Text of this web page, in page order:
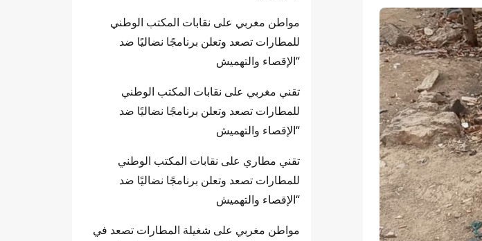
مواطن مغربي على نقابات المكتب الوطني
للمطارات تصعد وتعلن برنامجًا نضاليًا ضد
“الإقصاء والتهميش
تقني مغربي على نقابات المكتب الوطني
للمطارات تصعد وتعلن برنامجًا نضاليًا ضد
“الإقصاء والتهميش
تقني مطاري على نقابات المكتب الوطني
للمطارات تصعد وتعلن برنامجًا نضاليًا ضد
“الإقصاء والتهميش
مواطن مغربي على شغيلة المطارات تصعد في